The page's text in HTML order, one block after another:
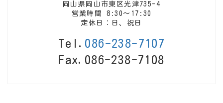
岡山県岡山市東区光津735-4
営業時間 8:30〜17:30
定休日：日、祝日
Tel. 086-238-7107
Fax.086-238-7108